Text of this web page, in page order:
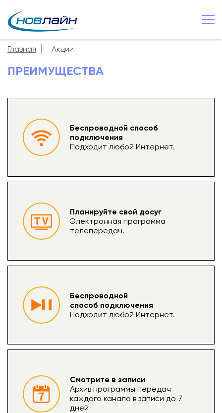
Малая Вишера
Сервисы
Смотрёшка
Зона охвата
Контакты
Подключиться
Главная Акции
ПРЕИМУЩЕСТВА
Беспроводной способ
подключения
Подходит любой Интернет.
Планируйте свой досуг
Электронная программа
телепередач.
Беспроводной
способ подключения
Подходит любой Интернет.
Смотрите в записи
Архив программы передач
каждого канала в записи до 7
дней